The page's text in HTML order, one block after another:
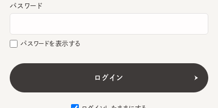
パスワード
パスワードを表示する